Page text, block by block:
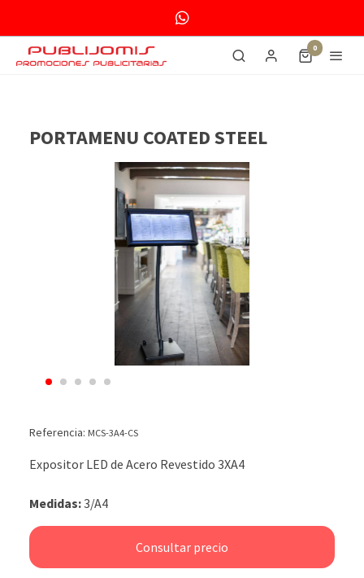
0
PORTAMENU COATED STEEL
Referencia: MCS-3A4-CS
Expositor LED de Acero Revestido 3XA4
Medidas:3/A4
Consultar precio